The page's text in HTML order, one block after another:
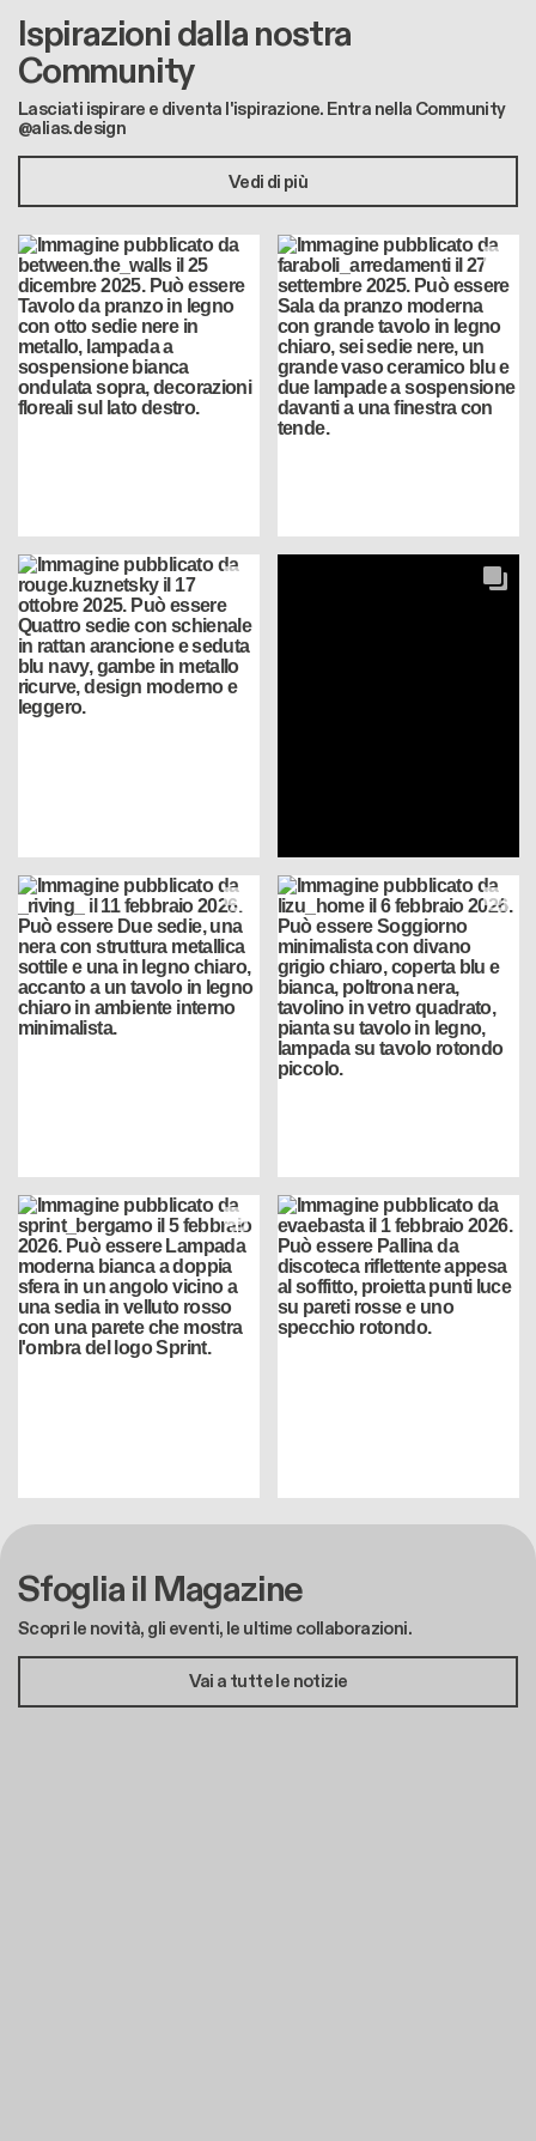
Ispirazioni dalla nostra
Community
Lasciati ispirare e diventa l'ispirazione. Entra nella Community
@alias.design
Vedi di più
Sfoglia il Magazine
Scopri le novità, gli eventi, le ultime collaborazioni.
Vai a tutte le notizie